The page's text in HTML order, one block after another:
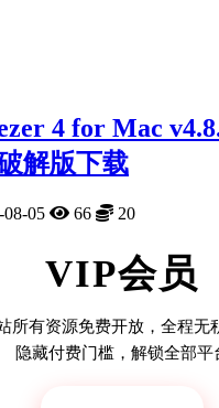
4 for Mac
解版下载
08-05 66 20
VIP会员
所有资源免费开放，全程无
隐藏付费门槛，解锁全部平